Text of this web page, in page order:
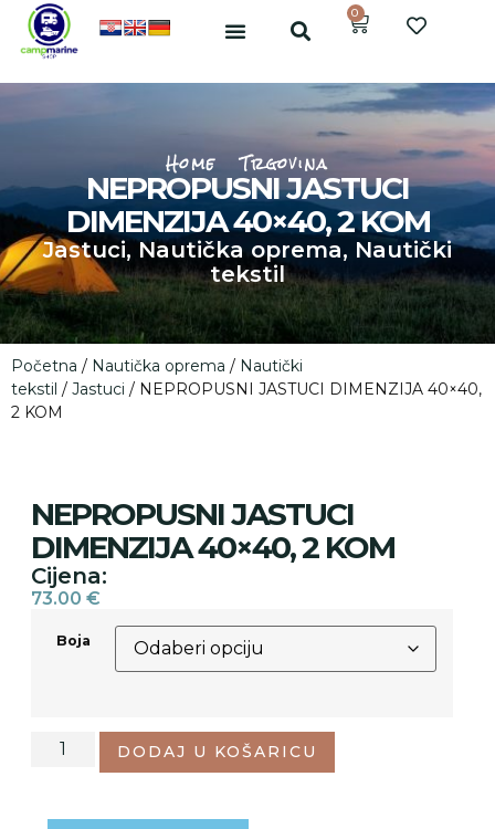
0
Home Trgovina
NEPROPUSNI JASTUCI
DIMENZIJA 40×40, 2 KOM
Jastuci,Nautička oprema, Nautički
tekstil
Početna / Nautička oprema / Nautički
tekstil / Jastuci / NEPROPUSNI JASTUCI DIMENZIJA 40×40,
2 KOM
NEPROPUSNI JASTUCI
DIMENZIJA 40×40, 2 KOM
Cijena:
73.00 €
Boja
DODAJ U KOŠARICU